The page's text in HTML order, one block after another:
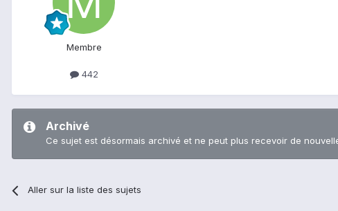
Membre
442
Archivé
Ce sujet est désormais archivé et ne peut plus recevoir de
Aller sur la liste des sujets